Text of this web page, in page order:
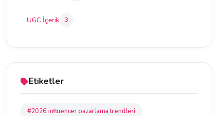
UGC İçerik 3
Etiketler
#2026 influencer pazarlama trendleri